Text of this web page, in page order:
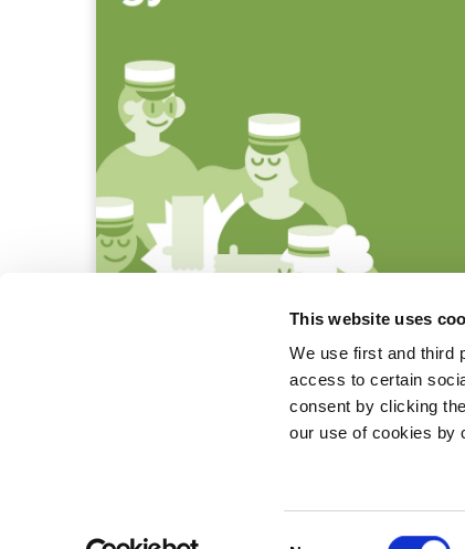
This website uses
We use first and third
access to certain
consent by clicking
our use of cookies by
E-mail: